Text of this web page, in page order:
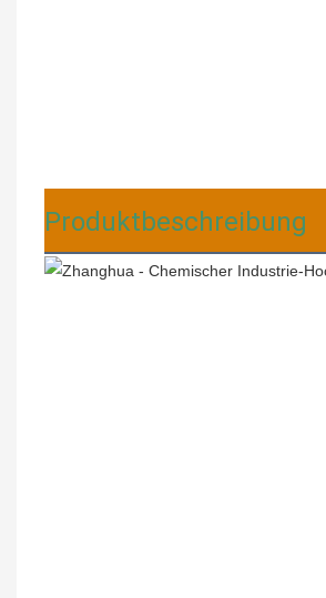
Produktbeschreibung